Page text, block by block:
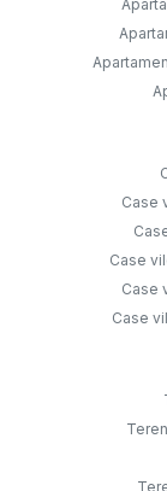
Case
Case
Case
Case